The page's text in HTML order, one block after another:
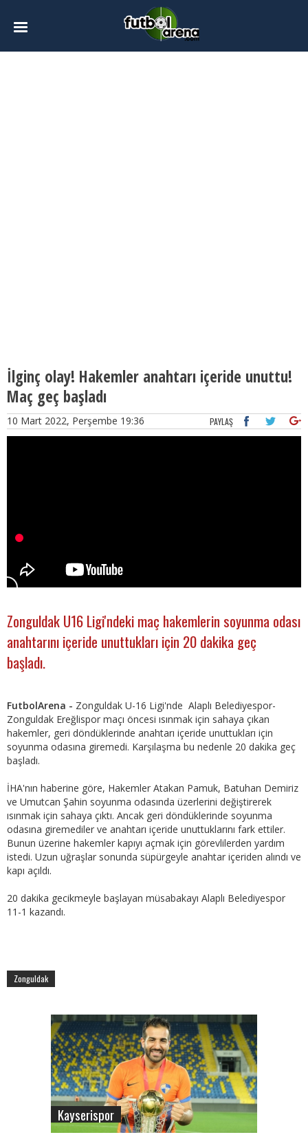
İlginç olay! Hakemler anahtarı içeride unuttu!
Maç geç başladı
10 Mart 2022, Perşembe 19:36 PAYLAŞ
Zonguldak U16 Ligi'ndeki maç hakemlerin soyunma odası
anahtarını içeride unuttukları için 20 dakika geç
başladı.
FutbolArena - Zonguldak U-16 Ligi'nde Alaplı Belediyespor-
Zonguldak Ereğlispor maçı öncesi ısınmak için sahaya çıkan
hakemler, geri döndüklerinde anahtarı içeride unuttukları için
soyunma odasına giremedi. Karşılaşma bu nedenle 20 dakika geç
başladı.
İHA'nın haberine göre, Hakemler Atakan Pamuk, Batuhan Demiriz
ve Umutcan Şahin soyunma odasında üzerlerini değiştirerek
ısınmak için sahaya çıktı. Ancak geri döndüklerinde soyunma
odasına giremediler ve anahtarı içeride unuttuklarını fark ettiler.
Bunun üzerine hakemler kapıyı açmak için görevlilerden yardım
istedi. Uzun uğraşlar sonunda süpürgeyle anahtar içeriden alındı ve
kapı açıldı.
20 dakika gecikmeyle başlayan müsabakayı Alaplı Belediyespor
11-1 kazandı.
Zonguldak
Kayserispor